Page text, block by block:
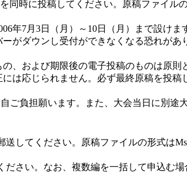
同時に投稿してください。原稿ファイル
年7月3日（月）～10日（月）まで設けま
がダウンし受付ができなくなる恐れが
、および期限後の電子投稿のものは原
は応じられません。必ず最終原稿を投稿
負担願います。また、大会当日に別途
してください。原稿ファイルの形式は
さい。なお、複数編を一括して申込む